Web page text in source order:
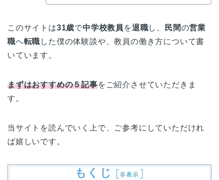
このサイトは31歳で中学校教員 を退職し、 民間の営業
職へ転職 した僕の体験談や、教員の働き方について書
いています。
まずはおすすめの５記事をご紹介させていただきま
す。
当サイトを読んでいく上で、ご参考にしていただけれ
ば嬉しいです。
もくじ [非表示 ]